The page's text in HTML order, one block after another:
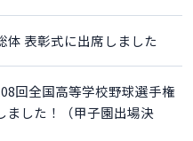
体 表彰式に出席しました
回全国高等学校野球選手権
ました！（甲子園出場決